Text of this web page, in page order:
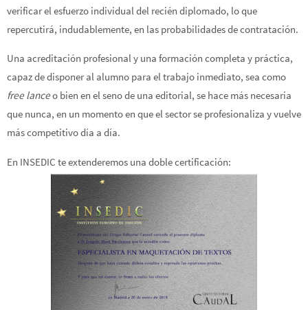
verificar el esfuerzo individual del recién diplomado, lo que
repercutirá, indudablemente, en las probabilidades de contratación.
Una acreditación profesional y una formación completa y práctica,
capaz de disponer al alumno para el trabajo inmediato, sea como
free lanceo bien en el seno de una editorial, se hace más necesaria
que nunca, en un momento en que el sector se profesionaliza y vuelve
más competitivo día a día.
En INSEDIC te extenderemos una doble certificación: